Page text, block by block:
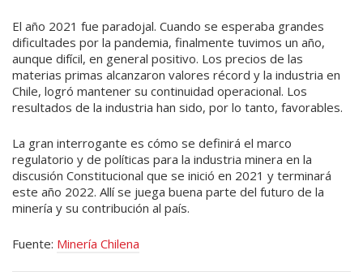
El año 2021 fue paradojal. Cuando se esperaba grandes
dificultades por la pandemia, finalmente tuvimos un año,
aunque difícil, en general positivo. Los precios de las
materias primas alcanzaron valores récord y la industria en
Chile, logró mantener su continuidad operacional. Los
resultados de la industria han sido, por lo tanto, favorables.
La gran interrogante es cómo se definirá el marco
regulatorio y de políticas para la industria minera en la
discusión Constitucional que se inició en 2021 y terminará
este año 2022. Allí se juega buena parte del futuro de la
minería y su contribución al país.
Fuente: Minería Chilena